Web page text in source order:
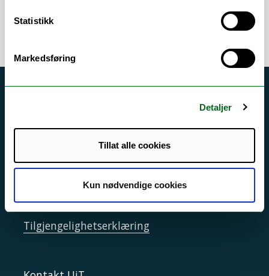
Statistikk
Markedsføring
Detaljer
Tillat alle cookies
Kun nødvendige cookies
Driftsmeldinger
Personvern ved UiT
Sikkerhet, beredskap og personvern
Informasjonskapsler
Tilgjengelighetserklæring